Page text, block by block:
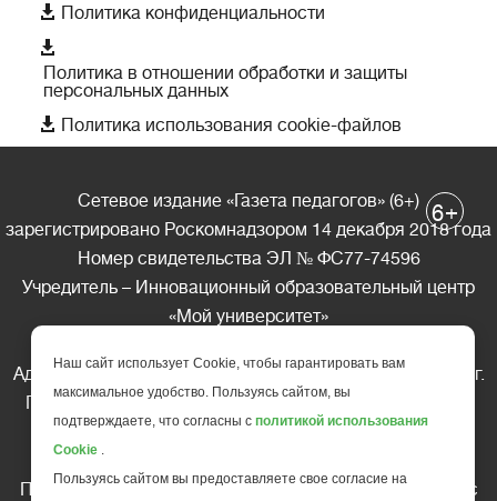
 Политика конфиденциальности

Политика в отношении обработки и защиты
персональных данных
 Политика использования cookie-файлов
Сетевое издание «Газета педагогов» (6+)
зарегистрировано Роскомнадзором 14 декабря 2018 года
Номер свидетельства ЭЛ № ФС77-74596
Учредитель – Инновационный образовательный центр
«Мой университет»
Адрес редакции: 185035 Россия, Республика Карелия, г.
Петрозаводск, ул. Фридриха Энгельса д.10, офис 211
Телефон редакции: +7 (499) 685-10-45
Перепечатка материалов газеты допускается только c
6+
Наш сайт использует Cookie, чтобы гарантировать вам
максимальное удобство. Пользуясь сайтом, вы
подтверждаете, что согласны с политикой использования
Cookie .
Пользуясь сайтом вы предоставляете свое согласие на